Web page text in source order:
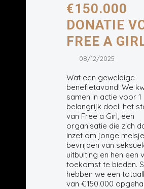
€150.000
DONATIE
FREE A
08/12/2025
Wat een geweldige
benefietavond! We
samen in actie voor 1
belangrijk doel: het
van Free a Girl, een
organisatie die zich
inzet om jonge
bevrijden van
uitbuiting en hen een
toekomst te bieden.
hebben we een
van €150.000